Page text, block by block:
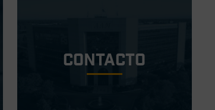
Contacto